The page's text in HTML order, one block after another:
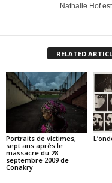
Nathalie Hof
RELATED
Portraits de victimes,
sept ans après le
massacre du 28
septembre 2009 de
Conakry